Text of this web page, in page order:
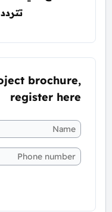
brochure,
register here